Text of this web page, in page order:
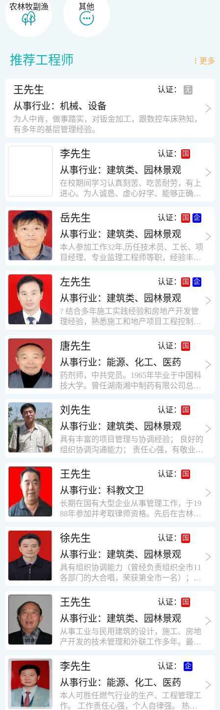
农林牧副渔 其他
推荐工程师 更多
王先生 认证：
从事行业：机械、设备
为人中肯，做事踏实，对钣金加工，跟数控车床熟知，
有多年的基层管理经验。
李先生 认证：
从事行业：建筑类、园林景观
在校期间学习认真刻苦、吃苦耐劳，有上
进心。为人诚恳、虚心好学、能够正确对
思想积极上进，接受能力和独立能力强，
有很强的团队精神和集体荣誉感。做事认
真负责，有很强的责任心。秉承山大扎
实、厚重的学风。为人正直、诚信、稳
重。有强烈的上进心、事业心。有很强的
工作学习认真踏实，能够吃苦耐劳，责任
心强。 性格外向、开朗，有良好的人
际关系和一定的组织能力。做事认真负
责、积极肯干。我有信心在今后的工作岗
位上发挥自己的才能!积极的人生观，在我
的字典中没有“放弃”，始终坚信只要努力
快掌握一种新事物的能力。我的格言：也
许我不是最好的，但我会做得更好。知识
面广泛，头脑灵活，思维开阔敏捷，极富
创新精神。
岳先生 认证：
从事行业：建筑类、园林景观
本人参加工作32年,历任技术员、工长、项
目经理、专业监理工程师等职，经验丰
计，工程经济技术分析，能适应建筑行业
各种岗位，组织协调能力强，技术全面，
适用工地管理． 本人1978年高中毕业，同
年参加工作，至今已在建筑行业工作了30
年。从1978年进入本县建筑公司学徒开始
目经理、专业监理工程师等职。 管理过许
多各种结构的工业及民用建筑。1984年至
1986年就职于新疆乌鲁木齐铁路局劳动服
务公司建筑三工区任技术员。参于管理的
项目有：职工居乐部游艺楼，4000平方，
砖混结构。职工电教楼，8000平方，框架
方。1987至1981988年爱聘于郑州市荥阳
第二建筑公司，任郑州市天然气公司基地
建设项目施工员。该项目有15层办公楼及
裙楼一栋8000平方。框架结构。住宅楼4
栋16000平方，6层砖混结构。1989年至19
术负责人，该项目为水泥生产线，该项目
有圆形连体熟料仓12，每个直径9米高41
米，砖混结构，皮带运输走廊一个，框架
结构长185米，高5.2米的框架结构。1991
年调入新乡市新营建筑公司历任：七里三
营乡刘庄火力发电厂项目经理，该项目有
平方装配式工业厂房，焦作市林果住宅小
区项目经理，该项目有住宅楼9栋6层砖混
结构，总建筑面积36000平方米。2004年
限公司专业监理工程师，广东重工监理有
限公司任专业监理工程师，监督的工程
有：广东东莞市花润雪花啤酒厂二期扩建
工程，该工程有钢结构工业厂房2栋，每
栋9000平方米。东莞市新世纪花苑，该工
场；一栋17层。2栋总面积32000平方米，
框架结构。南奥园金州商业步行街等工
程。30年的工作经验积累，使自己能适应
建筑行业的多种工作岗位。
左先生 认证：
从事行业：建筑类、园林景观
? 结合多年施工实践经验和房地产开发管
理经验，熟悉施工和地产项目工程控制要
意识，丰富的经营理念和管理手段，能独
立处理各种工程技术问题；具有较强的沟
通协调能力和组织管理能力； ? 近十多年
的房地产方面工作经验，现任职江苏雨润
农产品集团南昌公司副总经理兼工程总工
识，能够合理高效的做好企业内部管理和
人员结构调整；具有大型工程及房地产公
司管理经验，以及公关的能力和商务谈判
能力。 ? 自认为是个有良好职业道德、有
责任心、有敬业精神，能承受巨大工作压
力的职业经理人！……
唐先生 认证：
从事行业：能源、化工、医药
药剂师，中共党员。1965年毕业于中国科
技大学。曾任湖南湘中制药有限公司总工
员、理事。高级工程师，执业药师，中国
药学会高级会员。享受国务院津贴专家。
丙戊酸镁缓释片及其制备工艺国家发明专
利人。
刘先生 认证：
从事行业：建筑类、园林景观
具有丰富的项目管理与协调经验； 良好的
组织协调沟通能力； 责任心强，有敬业创
闭路电视监控系统、防盗报警系统、门禁
一卡通系统、停车场管理系统、巡更系
统、远程抄表系统等相关系统主流产品，
有较强的售前技术支持能力，并具有较丰
富的设备调试经验； 能独立完成系统集成
建与扩充经验，并具备教育训练能力；
王先生 认证：
从事行业：科教文卫
长期在国有大型企业从事管理工作，于19
88年参加并考取律师资格。先后在吉林油
辽宁华夏律师事务所和辽宁鑫诺律师事务
所执业。王律师在数十年的执业经历中，
多次与美国、英国、香港、北京、深圳等
地的律师共同办理法律事务。 对民商事的
诉讼和非诉讼的合同纠纷、劳动纠纷、债
对刑事案件、仲裁案件都颇有造诣。尤其
擅长处理涉及公司管理、企业改制，资产
收购重组等法律业务。王律师有多篇学术
论文在省部级会议和刊物上发表。数十年
的执业经历中，王律师经办了数百起诉讼
和非诉讼案件，取得了较好的经济效益和
律师一贯的工作作风；法律第一和当事人
合法权益第一，忠诚和敬业是王福营律师
的永恒的追求。
徐先生 认证：
从事行业：建筑类、园林景观
具有组织协调能力（曾经负责组织全市11
各部门的大合唱，荣获第全市一名）；知
等领域）；实际工作能力强，且经验丰
富。
王先生 认证：
从事行业：建筑类、园林景观
从事工业与民用建筑的设计，施工、房地
产开发的技术管理和外联工作多年。最大
最高26层。基础理论和专业技术知识功底
深厚，能熟练从事复杂技术工程的设计与
计算工作，有丰富的大中型工程项目的施
工技术经验。知识广博，设计、施工、予
决算、资产评估等都有较深造诣。曾独立
李先生 认证：
从事行业：能源、化工、医药
本人可胜任燃气行业的生产、工程管理工
作。 工作责任心强，个人自律强。 热爱